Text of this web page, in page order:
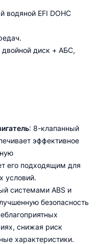
водяной EFI DOHC
диск + АБС,
: 8-клапанный
эффективное
его подходящим для
условий.
системами ABS и
безопасность
снижая риск
характеристики.